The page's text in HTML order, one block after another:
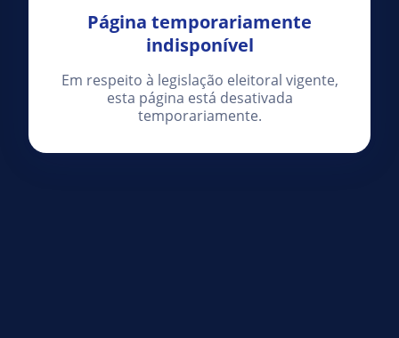
Página temporariamente
indisponível
Em respeito à legislação eleitoral vigente,
esta página está desativada
temporariamente.